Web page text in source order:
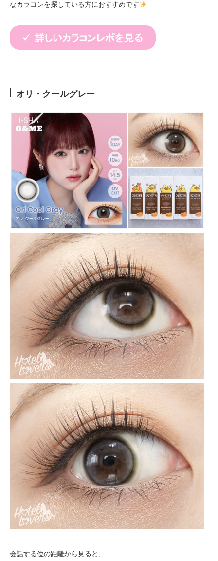
なカラコンを探している方におすすめです
オリ・クールグレー
会話する位の距離から見ると、